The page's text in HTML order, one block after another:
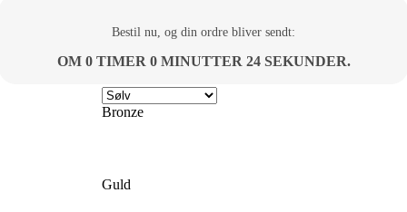
Bestil nu, og din ordre bliver sendt:
OM 0 TIMER 0 MINUTTER 23 SEKUNDER.
Bronze
Guld